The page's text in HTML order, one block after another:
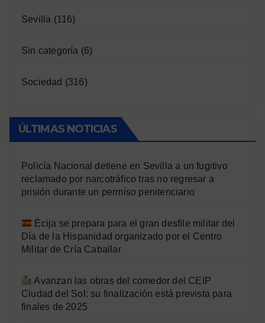
Sevilla (116)
Sin categoría (6)
Sociedad (316)
ÚLTIMAS NOTICIAS
Policía Nacional detiene en Sevilla a un fugitivo
reclamado por narcotráfico tras no regresar a
prisión durante un permiso penitenciario
Écija se prepara para el gran desfile militar del
Día de la Hispanidad organizado por el Centro
Militar de Cría Caballar
Avanzan las obras del comedor del CEIP
Ciudad del Sol: su finalización está prevista para
finales de 2025